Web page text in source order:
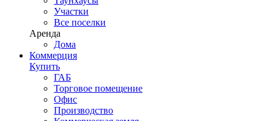
Участки
Все поселки
Аренда
Дома
Коммерция
Купить
ГАБ
Торговое помещение
Офис
Производство